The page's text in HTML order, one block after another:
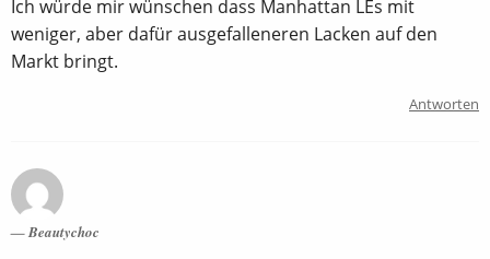
Ich würde mir wünschen dass Manhattan LEs mit
weniger, aber dafür ausgefalleneren Lacken auf den
Markt bringt.
Antworten
Beautychoc